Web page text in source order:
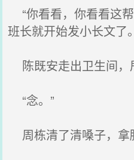
“你看看，你看看这
班长就开始发小长文了
陈既安走出卫生间，
“念。”
周栋清了清嗓子，拿